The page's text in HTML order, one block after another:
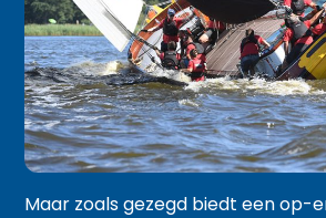
Maar zoals gezegd biedt een op-